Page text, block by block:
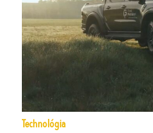
Technológia